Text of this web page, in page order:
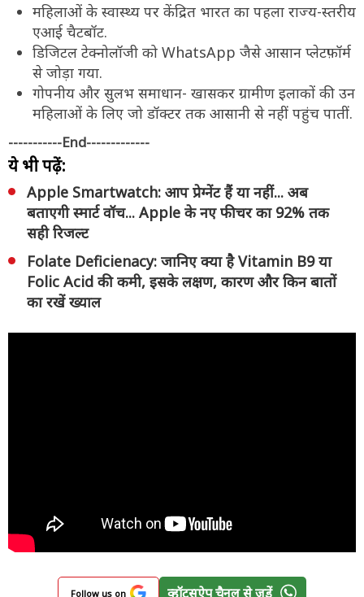
महिलाओं के स्वास्थ्य पर केंद्रित भारत का पहला राज्य-स्तरीय
एआई चैटबॉट.
डिजिटल टेक्नोलॉजी को WhatsApp जैसे आसान प्लेटफ़ॉर्म
से जोड़ा गया.
गोपनीय और सुलभ समाधान- खासकर ग्रामीण इलाकों की उन
महिलाओं के लिए जो डॉक्टर तक आसानी से नहीं पहुंच पातीं.
-----------End-------------
ये भी पढ़ें:
Apple Smartwatch: आप प्रेग्नेंट हैं या नहीं... अब
बताएगी स्मार्ट वॉच... Apple के नए फीचर का 92% तक
सही रिजल्ट
Folate Deficienacy: जानिए क्या है Vitamin B9 या
Folic Acid की कमी, इसके लक्षण, कारण और किन बातों
का रखें ख्याल
Follow us on व्हॉट्सऐप चैनल से जुड़ें